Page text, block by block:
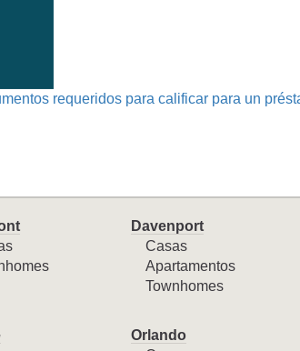
requeridos para calificar para un
Davenport
Casas
Apartamentos
Townhomes
Orlando